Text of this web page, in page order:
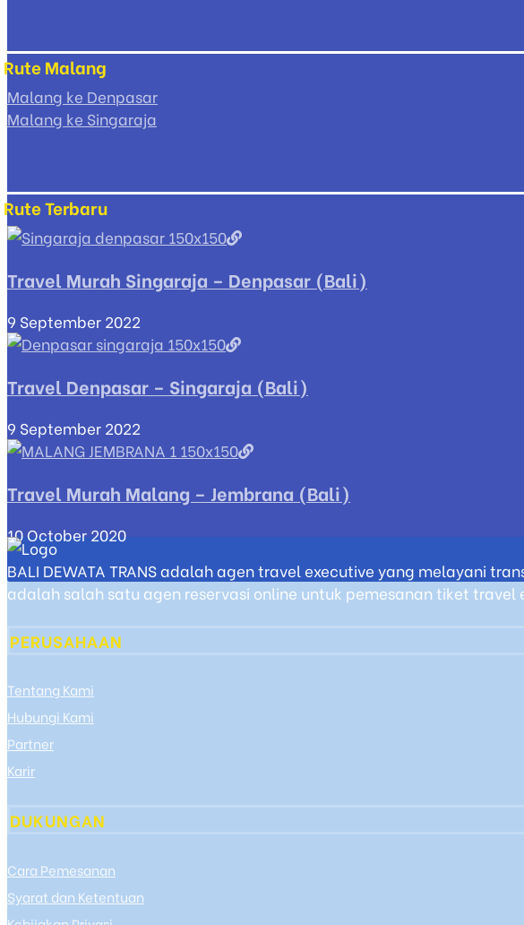
Rute Malang
Malang ke Denpasar
Malang ke Singaraja
Rute Terbaru
Travel Murah Singaraja – Denpasar (Bali)
9 September 2022
Travel Denpasar – Singaraja (Bali)
9 September 2022
Travel Murah Malang – Jembrana (Bali)
10 October 2020
BALI DEWATA TRANS adalah agen travel executive yang melayani
adalah salah satu agen reservasi online untuk pemesanan tiket travel
PERUSAHAAN
Tentang Kami
Hubungi Kami
Partner
Karir
DUKUNGAN
Cara Pemesanan
Syarat dan Ketentuan